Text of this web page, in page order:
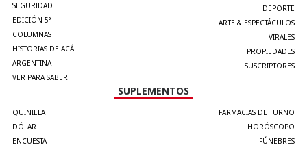
SEGURIDAD
EDICIÓN 5°
COLUMNAS
HISTORIAS DE ACÁ
ARGENTINA
VER PARA SABER
DEPORTE
ARTE & ESPECTÁCULOS
VIRALES
PROPIEDADES
SUSCRIPTORES
SUPLEMENTOS
QUINIELA
DÓLAR
ENCUESTA
FARMACIAS DE TURNO
HORÓSCOPO
FÚNEBRES